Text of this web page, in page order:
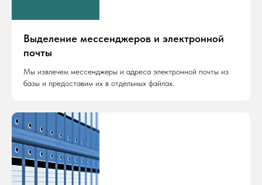
Выделение мессенджеров и электронной
почты
Мы извлечем мессенджеры и адреса электронной почты из
базы и предоставим их в отдельных файлах.